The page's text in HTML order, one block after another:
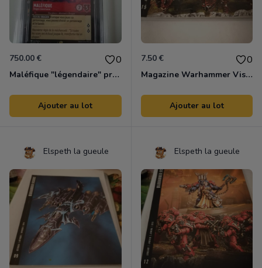
750.00 € 0
Maléfique "légendaire" premier chapitre Lorcana
Ajouter au lot
7.50 € 0
Magazine Warhammer Vision T15 Tbe
Ajouter au lot
Elspeth la gueule Elspeth la gueule